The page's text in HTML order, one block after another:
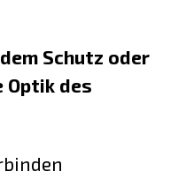
Schutz oder
Optik des